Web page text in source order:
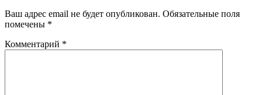
Ваш адрес email не будет опубликован. Обязательные поля
помечены *
Комментарий *